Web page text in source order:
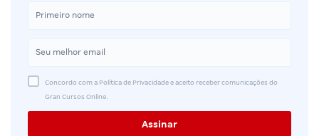
Concordo com a Política de Privacidade e aceito receber comunicações do
Gran Cursos Online.